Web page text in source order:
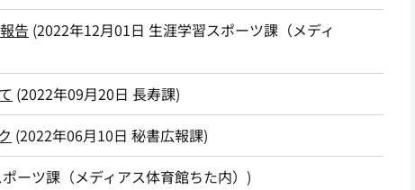
告 (2022年12月01日 生涯学習スポーツ課（メディ
(2022年09月20日 長寿課)
(2022年06月10日 秘書広報課)
ーツ課（メディアス体育館ちた内） )